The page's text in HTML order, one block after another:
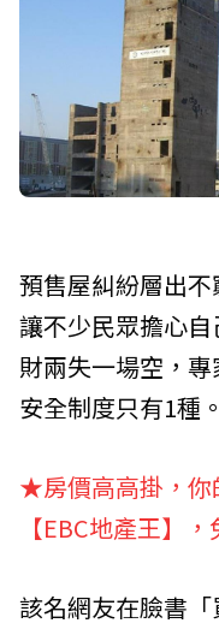
預售屋糾紛層出不
讓不少民眾擔心
財兩失一場空，
安全制度只有1種。
★房價高高掛，你
【EBC地產王】
該名網友在臉書「